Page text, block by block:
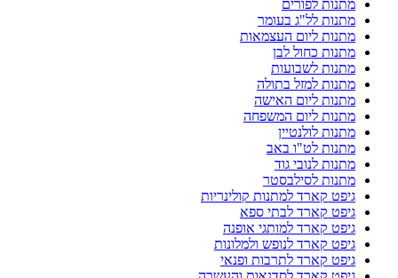
מתנות לפורים
מתנות לל"ג בעומר
מתנות ליום העצמאות
מתנות כחול לבן
מתנות לשבועות
מתנות למזל בתולה
מתנות ליום האישה
מתנות ליום המשפחה
מתנות לולנטיין
מתנות לט"ו באב
מתנות לנובי גוד
מתנות לסילבסטר
גיפט קארד למתנות קולינריות
גיפט קארד לבתי ספא
גיפט קארד למותגי אופנה
גיפט קארד לנופש ולמלונות
גיפט קארד לתרבות ופנאי